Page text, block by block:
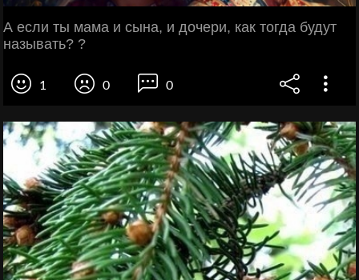
А если ты мама и сына, и дочери, как тогда будут
называть? ?
1 0 0